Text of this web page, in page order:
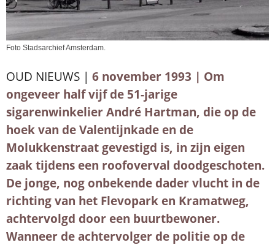
Foto Stadsarchief Amsterdam.
OUD NIEUWS | 6 november 1993 | Om
ongeveer half vijf de 51-jarige
sigarenwinkelier André Hartman, die op de
hoek van de Valentijnkade en de
Molukkenstraat gevestigd is, in zijn eigen
zaak tijdens een roofoverval doodgeschoten.
De jonge, nog onbekende dader vlucht in de
richting van het Flevopark en Kramatweg,
achtervolgd door een buurtbewoner.
Wanneer de achtervolger de politie op de